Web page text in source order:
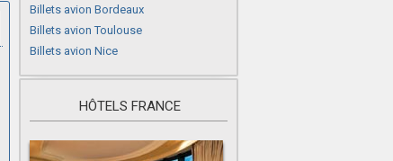
Billets avion Bordeaux
Billets avion Toulouse
Billets avion Nice
HÔTELS FRANCE